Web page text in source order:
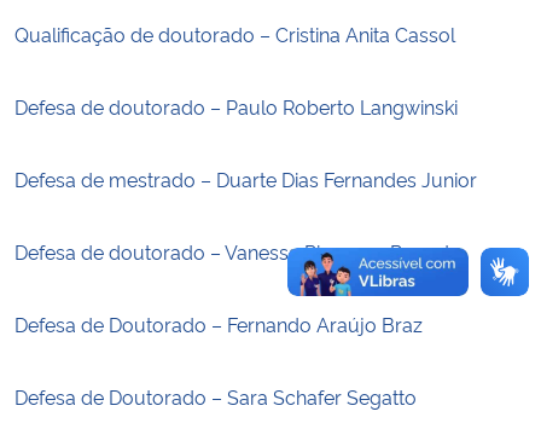
Controladoria-Geral da União
Ministério da Mulher, da Família e dos Direitos Humanos
Qualificação de doutorado – Cristina Anita Cassol
Defesa de doutorado – Paulo Roberto Langwinski
Defesa de mestrado – Duarte Dias Fernandes Junior
Defesa de doutorado – Vanessa Piovesan Rossato
Defesa de Doutorado – Fernando Araújo Braz
Defesa de Doutorado – Sara Schafer Segatto